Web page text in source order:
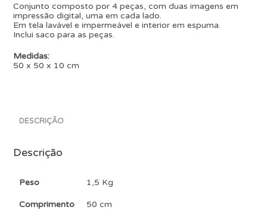
Conjunto composto por 4 peças, com duas imagens em
impressão digital, uma em cada lado.
Em tela lavável e impermeável e interior em espuma.
Inclui saco para as peças.
Medidas:
50 x 50 x 10 cm
DESCRIÇÃO
Descrição
Peso 1,5 Kg
Comprimento 50 cm